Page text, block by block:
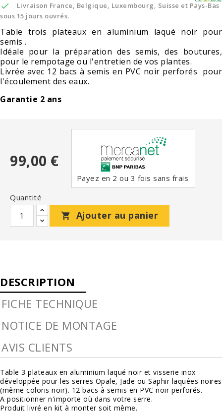

Livraison France, Belgique, Luxembourg, Suisse et Pays-Bas
sous 15 jours ouvrés.
Table trois plateaux en aluminium laqué noir pour
semis .
Idéale pour la préparation des semis, des boutures,
pour le rempotage ou l'entretien de vos plantes.
Livrée avec 12 bacs à semis en PVC noir perforés pour
l'écoulement des eaux.
Garantie 2 ans
99,00 €
Payez en 2 ou 3 fois sans frais
Quantité

Ajouter au panier
DESCRIPTION
FICHE TECHNIQUE
NOTICE DE MONTAGE
AVIS CLIENTS
Table 3 plateaux en aluminium laqué noir et visserie inox
développée pour les serres Opale, Jade ou Saphir laquées noires
(même coloris noir). 12 bacs à semis en PVC noir perforés.
A positionner n'importe où dans votre serre.
Produit livré en kit à monter soit même.